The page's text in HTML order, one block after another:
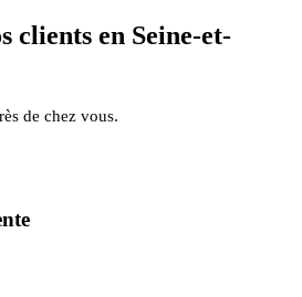
clients en Seine-et-
de chez vous.